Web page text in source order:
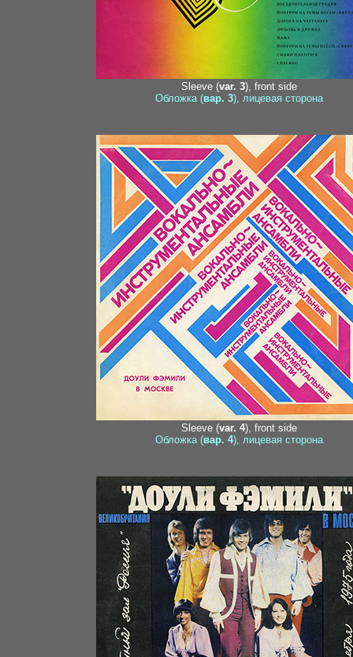
Sleeve (var. 3), front side
Обложка (вар. 3), лицевая сторона
Sleeve (var. 4), front side
Обложка (вар. 4), лицевая сторона